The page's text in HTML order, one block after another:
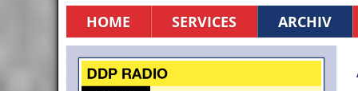
HOME SERVICES ARCHIV